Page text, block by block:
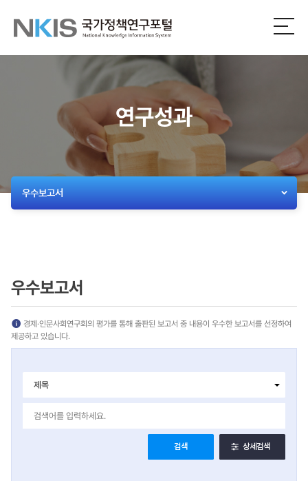
NKIS
국
구
전
메
연구성과
우수보고서
우수보고서
경제·인문사회연구회의 평가를 통해 출판된 보고서 중 내용이 우수한 보고서를 선정하여
제공하고 있습니다.
검색 상세검색